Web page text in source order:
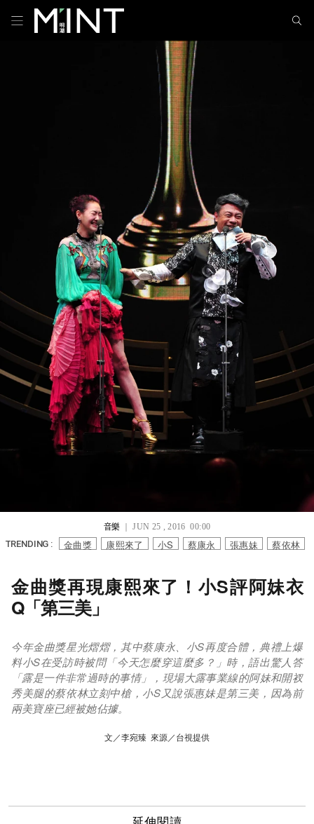
音樂｜ JUN 25 , 2016 00:00
TRENDING : 金曲獎 康熙來了 小S 蔡康永 張惠妹 蔡依林
金曲獎再現康熙來了！小S評阿妹衣
Q「第三美」
今年金曲獎星光熠熠，其中蔡康永、小S再度合體，典禮上爆
料小S在受訪時被問「今天怎麼穿這麼多？」時，語出驚人答
「露是一件非常過時的事情」，現場大露事業線的阿妹和開衩
秀美腿的蔡依林立刻中槍，小S又說張惠妹是第三美，因為前
兩美寶座已經被她佔據。
文／李宛臻 來源／台視提供